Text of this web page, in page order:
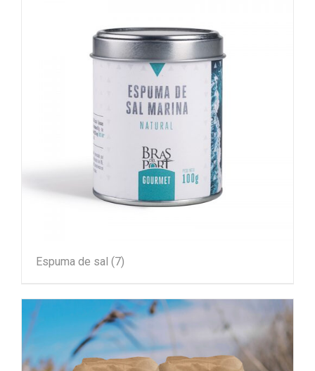
Espuma de sal (7)